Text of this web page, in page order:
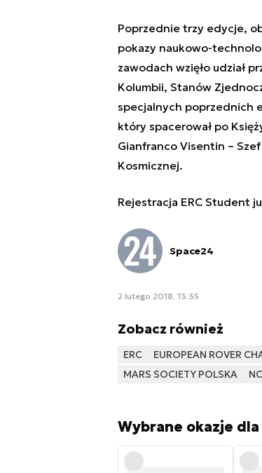
Poprzednie trzy edycje,
pokazy naukowo-
zawodach wzięło udział
Kolumbii, Stanów
specjalnych poprzednich
który spacerował po
Gianfranco Visentin –
Kosmicznej.
Rejestracja ERC Student
Space24
2 lutego 2018, 13:35
Zobacz również
ERC EUROPEAN ROVER
MARS SOCIETY POLSKA
Wybrane okazje